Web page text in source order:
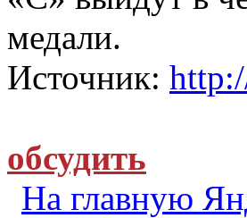
медали.
Источник:
обсудить
На главную